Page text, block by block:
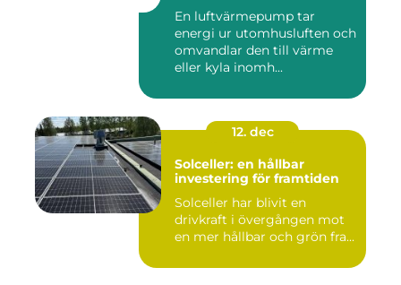
En luftvärmepump tar
energi ur utomhusluften och
omvandlar den till värme
eller kyla inomh...
12. dec
Solceller: en hållbar
investering för framtiden
Solceller har blivit en
drivkraft i övergången mot
en mer hållbar och grön fra...